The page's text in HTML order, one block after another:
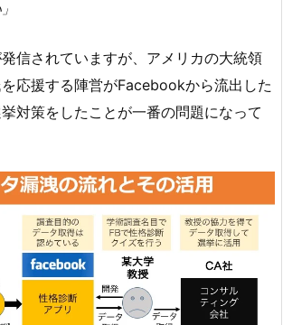
信されていますが、アメリカの大統領
応援する陣営がFacebookから流出した
対策をしたことが一番の問題になって